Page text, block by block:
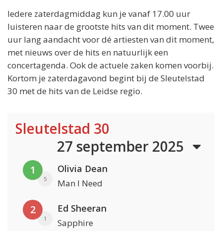
Iedere zaterdagmiddag kun je vanaf 17.00 uur
luisteren naar de grootste hits van dit moment. Twee
uur lang aandacht voor dé artiesten van dit moment,
met nieuws over de hits en natuurlijk een
concertagenda. Ook de actuele zaken komen voorbij.
Kortom je zaterdagavond begint bij de Sleutelstad
30 met de hits van de Leidse regio.
Sleutelstad 30
27 september 2025
1
5
Olivia Dean
Man I Need
2
1
Ed Sheeran
Sapphire